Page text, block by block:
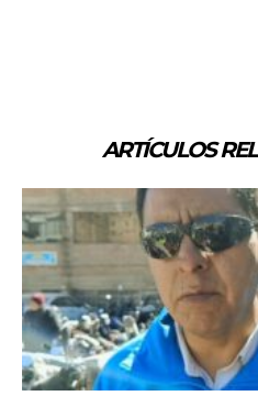
ARTÍCULOS